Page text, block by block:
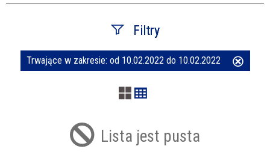
Filtry
Szukana fraza
Trwające w zakresie: od 10.02.2022 do 10.02.2022
Lista jest pusta